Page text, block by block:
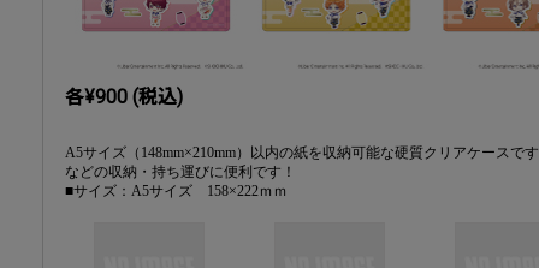
各¥900 (税込)
A5サイズ（148mm×210mm）以内の紙を収納可能な硬質クリアケースで
などの収納・持ち運びに便利です！
■サイズ：A5サイズ 158×222ｍｍ